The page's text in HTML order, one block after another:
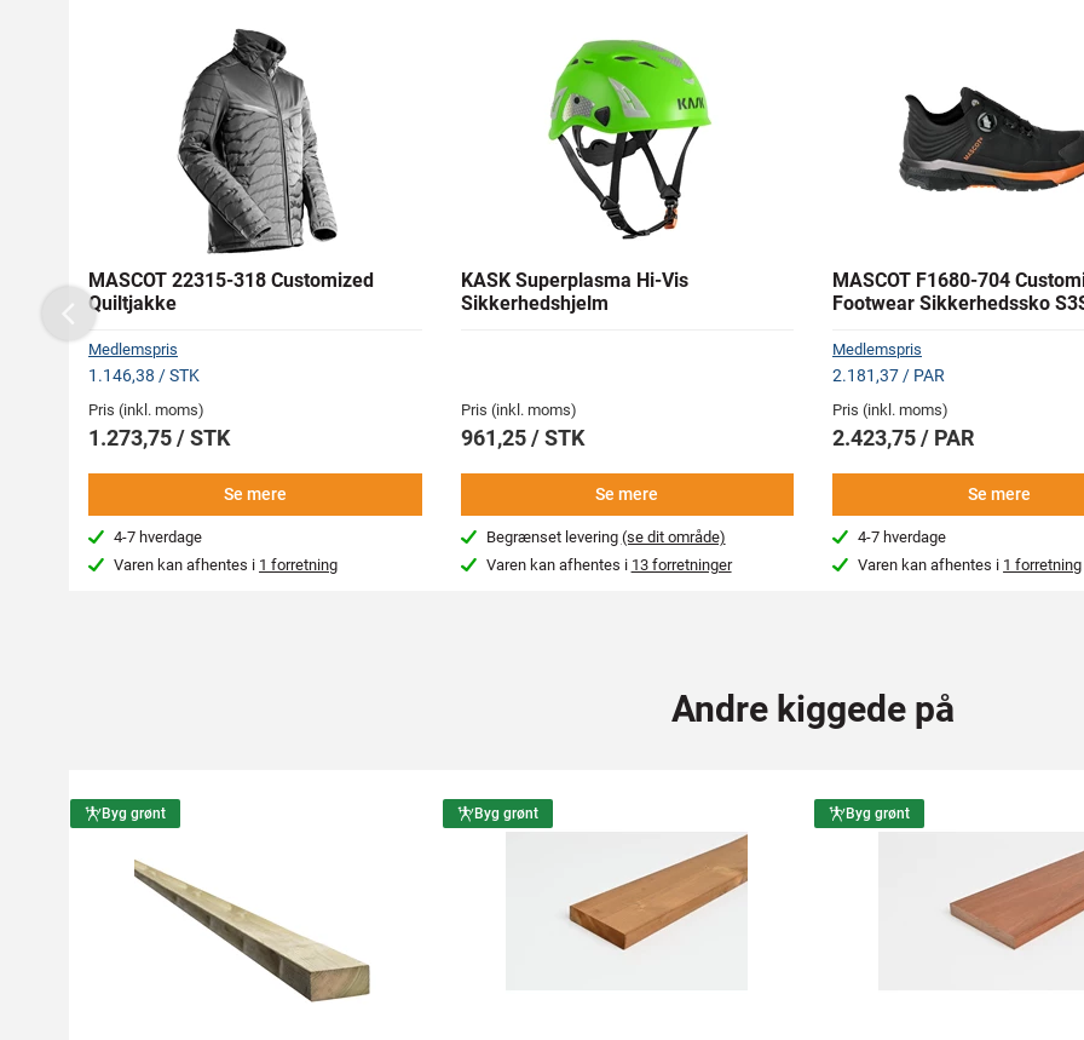
MASCOT 22315-318 Customized
Quiltjakke
Medlemspris
1.146,38 / STK
Pris (inkl. moms)
1.273,75 / STK
Se mere
4-7 hverdage
Varen kan afhentes i 1 forretning
KASK Superplasma Hi-Vis
Sikkerhedshjelm
Pris (inkl. moms)
961,25 / STK
Se mere
Begrænset levering (se dit område)
Varen kan afhentes i 13 forretninger
MASCOT F1680-704
Footwear Sikkerhedssko
Medlemspris
2.181,37 / PAR
Pris (inkl. moms)
2.423,75 / PAR
Se mere
4-7 hverdage
Varen kan afhentes i 1 forretning
Previous
Andre kiggede på
Byg grønt Byg grønt Byg grønt